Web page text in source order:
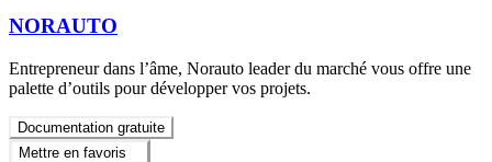
NORAUTO
Entrepreneur dans l’âme, Norauto leader du marché vous offre une
palette d’outils pour développer vos projets.
Documentation gratuite
Mettre en favoris